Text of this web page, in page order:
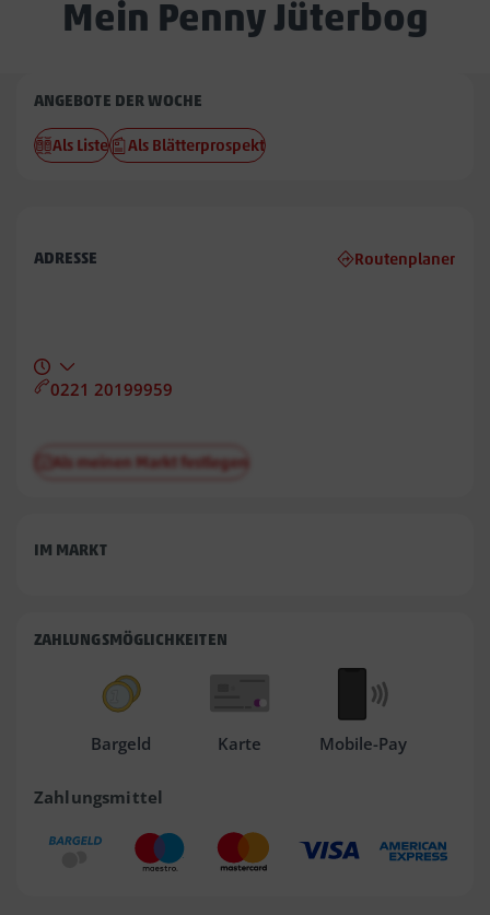
Mein Penny Jüterbog
Penny
Jüterbog
ANGEBOTE DER WOCHE
Als Liste Als Blätterprospekt
ADRESSE Routenplaner
0221 20199959
Als meinen Markt festlegen
IM MARKT
ZAHLUNGSMÖGLICHKEITEN
Bargeld Karte Mobile-Pay
Zahlungsmittel